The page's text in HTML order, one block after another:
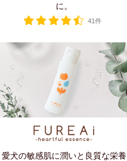
に。
41件
愛犬の敏感肌に潤いと良質な栄養